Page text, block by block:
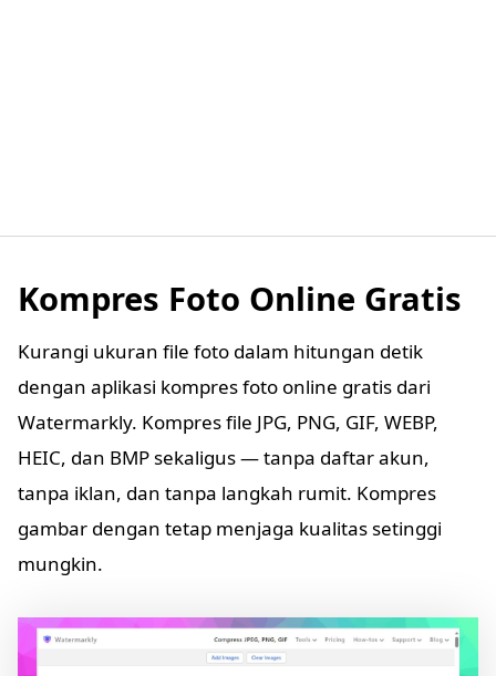
Kompres Foto Online Gratis
Kurangi ukuran file foto dalam hitungan detik
dengan aplikasi kompres foto online gratis dari
Watermarkly. Kompres file JPG, PNG, GIF, WEBP,
HEIC, dan BMP sekaligus — tanpa daftar akun,
tanpa iklan, dan tanpa langkah rumit. Kompres
gambar dengan tetap menjaga kualitas setinggi
mungkin.